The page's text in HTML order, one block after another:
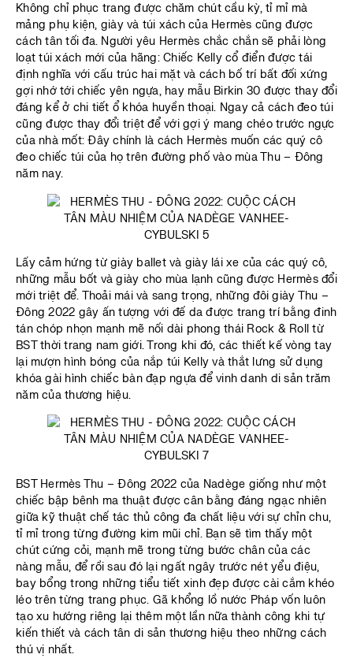
Không chỉ phục trang được chăm chút cầu kỳ, tỉ mỉ mà
mảng phụ kiện, giày và túi xách của Hermès cũng được
cách tân tối đa. Người yêu Hermès chắc chắn sẽ phải lòng
loạt túi xách mới của hãng: Chiếc Kelly cổ điển được tái
định nghĩa với cấu trúc hai mặt và cách bố trí bất đối xứng
gợi nhớ tới chiếc yên ngựa, hay mẫu Birkin 30 được thay đổi
đáng kể ở chi tiết ổ khóa huyền thoại. Ngay cả cách đeo túi
cũng được thay đổi triệt để với gợi ý mang chéo trước ngực
của nhà mốt: Đây chính là cách Hermès muốn các quý cô
đeo chiếc túi của họ trên đường phố vào mùa Thu – Đông
năm nay.
Lấy cảm hứng từ giày ballet và giày lái xe của các quý cô,
những mẫu bốt và giày cho mùa lạnh cũng được Hermès đổi
mới triệt để. Thoải mái và sang trọng, những đôi giày Thu –
Đông 2022 gây ấn tượng với đế da được trang trí bằng đinh
tán chóp nhọn mạnh mẽ nối dài phong thái Rock & Roll từ
BST thời trang nam giới. Trong khi đó, các thiết kế vòng tay
lại mượn hình bóng của nắp túi Kelly và thắt lưng sử dụng
khóa gài hình chiếc bàn đạp ngựa để vinh danh di sản trăm
năm của thương hiệu.
BST Hermès Thu – Đông 2022 của Nadège giống như một
chiếc bập bênh ma thuật được cân bằng đáng ngạc nhiên
giữa kỹ thuật chế tác thủ công đa chất liệu với sự chỉn chu,
tỉ mỉ trong từng đường kim mũi chỉ. Bạn sẽ tìm thấy một
chút cứng cỏi, mạnh mẽ trong từng bước chân của các
nàng mẫu, để rồi sau đó lại ngất ngây trước nét yểu điệu,
bay bổng trong những tiểu tiết xinh đẹp được cài cắm khéo
léo trên từng trang phục. Gã khổng lồ nước Pháp vốn luôn
tạo xu hướng riêng lại thêm một lần nữa thành công khi tự
kiến thiết và cách tân di sản thương hiệu theo những cách
thú vị nhất.